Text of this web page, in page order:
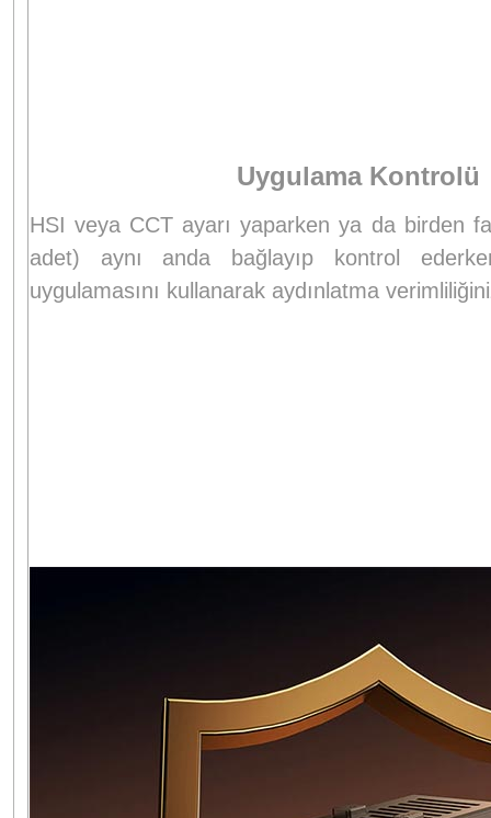
Uygulama Kontrolü
HSI veya CCT ayarı yaparken ya da birden
adet) aynı anda bağlayıp kontrol
uygulamasını kullanarak aydınlatma